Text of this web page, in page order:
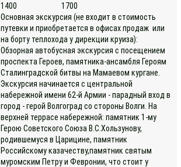
1400
1700
Основная экскурсия (не входит в стоимость
путевки и приобретается в офисах продаж или
на борту теплохода у дирекции круиза):
Обзорная автобусная экскурсия с посещением
проспекта Героев, памятника-ансамбля Героям
Сталинградской битвы на Мамаевом кургане.
Экскурсия начинается с центральной
набережной имени 62-й Армии - парадный вход в
город - герой Волгоград со стороны Волги. На
верхней террасе набережной: памятник 1-му
Герою Советского Союза В.С.Хользунову,
родившемуся в Царицине, памятник
Российскому казачеству,памятник святым
муромским Петру и Февронии, что стоит у